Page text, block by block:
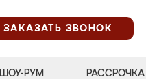
ЗАКАЗАТЬ ЗВОНОК
ШОУ-РУМ РАССРОЧКА